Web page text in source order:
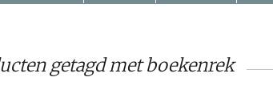
getagd met boekenrek